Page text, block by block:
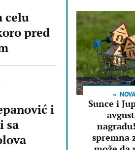
celu
pred
i
sa
Sunce i
spremna